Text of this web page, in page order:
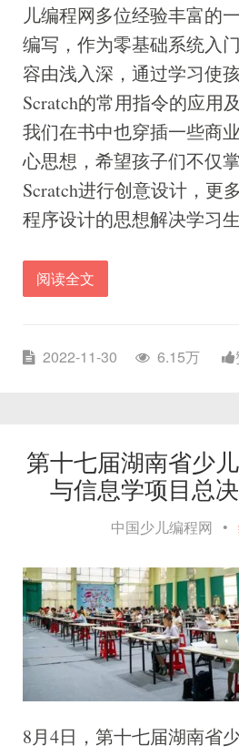
儿编程网多位经验丰富的
编写，作为零基础系统入
容由浅入深，通过学习使
Scratch的常用指令的应用
我们在书中也穿插一些商
心思想，希望孩子们不仅
Scratch进行创意设计，更
程序设计的思想解决学习
阅读全文
2022-11-30 6.15万
第十七届湖南省少
与信息学项目总
中国少儿编程网 •
8月4日，第十七届湖南省